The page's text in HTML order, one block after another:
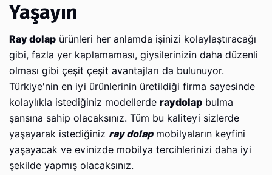
Yaşayın
Ray dolap ürünleri her anlamda işinizi kolaylaştıracağı
gibi, fazla yer kaplamaması, giysilerinizin daha düzenli
olması gibi çeşit çeşit avantajları da bulunuyor.
Türkiye'nin en iyi ürünlerinin üretildiği firma sayesinde
kolaylıkla istediğiniz modellerde raydolap bulma
şansına sahip olacaksınız. Tüm bu kaliteyi sizlerde
yaşayarak istediğiniz ray dolapmobilyaların keyfini
yaşayacak ve evinizde mobilya tercihlerinizi daha iyi
şekilde yapmış olacaksınız.